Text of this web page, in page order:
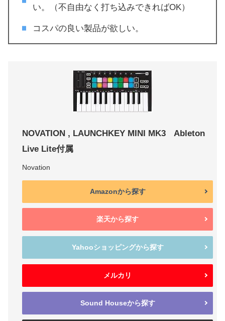
い。（不自由なく打ち込みできればOK）
コスパの良い製品が欲しい。
NOVATION , LAUNCHKEY MINI MK3 Ableton
Live Lite付属
Novation
Amazonから探す
楽天から探す
Yahooショッピングから探す
メルカリ
Sound Houseから探す